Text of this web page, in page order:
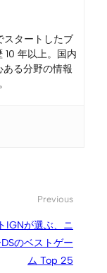
スタートしたブ
10 年以上。国内
る分野の情報
Previous
IGNが選ぶ、ニ
のベストゲー
ム Top 25